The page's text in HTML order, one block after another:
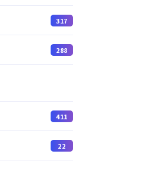
317
288
411
22